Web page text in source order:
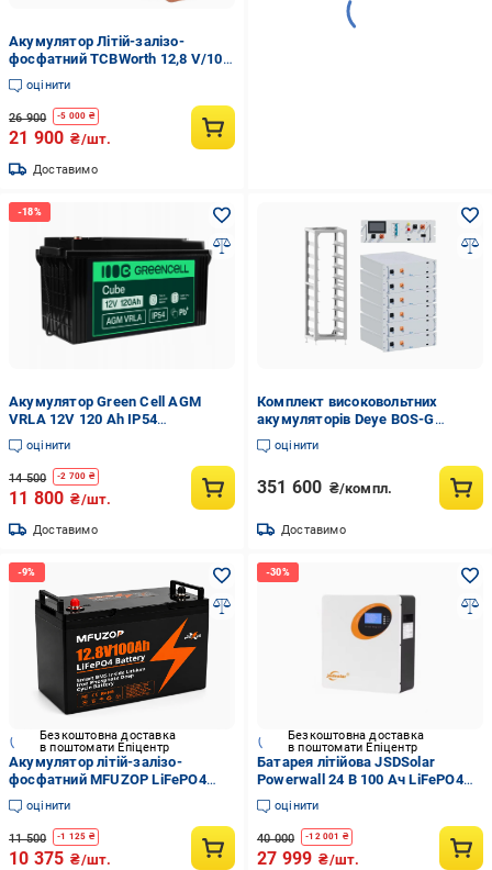
Акумулятор Літій-залізо-
фосфатний TCBWorth 12,8 V/100
Ah/1280 Wh LiFePO4
оцінити
26 900 -5 000 ₴
21 900 ₴/шт.
Доставимо
Акумулятор Green Cell AGM
VRLA 12V 120 Ah IP54
(2892885224)
оцінити
14 500 -2 700 ₴
11 800 ₴/шт.
Доставимо
Комплект високовольтних
акумуляторів Deye BOS-G
6xBOS-GPack5.1 30,72 кВт/
год/BOS-G-PDU2/стійка 3U-
оцінити
351 600 ₴/компл.
Доставимо
Безкоштовна доставка
в поштомати Епіцентр
Акумулятор літій-залізо-
фосфатний MFUZOP LiFePO4
12,8V 100 Ah 1280Wh з BMS
глибокого циклу
оцінити
11 500 -1 125 ₴
10 375 ₴/шт.
Безкоштовна доставка
в поштомати Епіцентр
Батарея літійова JSDSolar
Powerwall 24 В 100 Ач LiFePO4
2,5 кВт/год з BMS (32929666)
оцінити
40 000 -12 001 ₴
27 999 ₴/шт.